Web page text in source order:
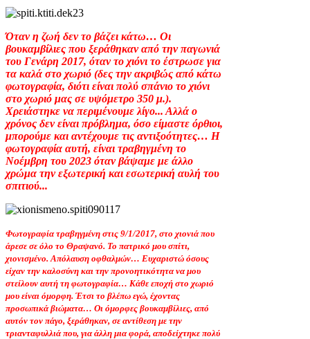
Όταν η ζωή δεν το βάζει κάτω… Οι
βουκαμβίλιες που ξεράθηκαν από την παγωνιά
του Γενάρη 2017, όταν το χιόνι το έστρωσε για
τα καλά στο χωριό (δες την ακριβώς από κάτω
φωτογραφία, διότι είναι πολύ σπάνιο το χιόνι
στο χωριό μας σε υψόμετρο 350 μ.).
Χρειάστηκε να περιμένουμε λίγο... Αλλά ο
χρόνος δεν είναι πρόβλημα, όσο είμαστε όρθιοι,
μπορούμε και αντέχουμε τις αντιξοότητες… Η
φωτογραφία αυτή, είναι τραβηγμένη το
Νοέμβρη του 2023 όταν βάψαμε με άλλο
χρώμα την εξωτερική και εσωτερική αυλή του
σπιτιού...
Φωτογραφία τραβηγμένη στις 9/1/2017, στο χιονιά που
άρεσε σε όλο το Θραψανό. Το πατρικό μου σπίτι,
χιονισμένο. Απόλαυση οφθαλμών… Ευχαριστώ όσους
είχαν την καλοσύνη και την προνοητικότητα να μου
στείλουν αυτή τη φωτογραφία… Κάθε εποχή στο χωριό
μου είναι όμορφη. Έτσι το βλέπω εγώ, έχοντας
προσωπικά βιώματα… Οι όμορφες βουκαμβίλιες, από
αυτόν τον πάγο, ξεράθηκαν, σε αντίθεση με την
τριανταφυλλιά που, για άλλη μια φορά, αποδείχτηκε πολύ